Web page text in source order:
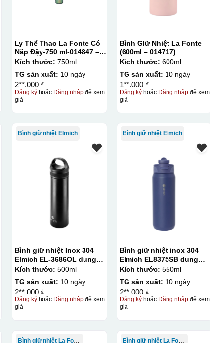
Ly Thể Thao La Fonte Có
Nắp Đậy-750 ml-014847 –
GRA
Kích thước: 750ml
TG sản xuất: 10 ngày
2**.000 ₫
Đăng kýhoặc Đăng nhậpđể xem
giá
Bình GIữ Nhiệt La Fonte
(600ml – 014717)
Kích thước: 600ml
TG sản xuất: 10 ngày
1**.000 ₫
Đăng ký hoặcĐăng nhập để xem
giá
Bình giữ nhiệt Elmich
Bình giữ nhiệt Inox 304
Elmich EL-3686OL dung
tích 500ml
Kích thước: 500ml
TG sản xuất: 10 ngày
2**.000 ₫
Đăng kýhoặc Đăng nhậpđể xem
giá
Bình giữ nhiệt Elmich
Bình giữ nhiệt inox 304
Elmich EL8375SB dung
tích 550ml
Kích thước: 550ml
TG sản xuất: 10 ngày
2**.000 ₫
Đăng ký hoặcĐăng nhập để xem
giá
Bình giữ nhiệt La Fonte Bình giữ nhiệt La Fonte